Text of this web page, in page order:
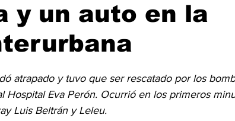
Cañada de Gómez
y un auto en la
atrapado y tuvo que ser rescatado por los
Hospital Eva Perón. Ocurrió en los primeros
Luis Beltrán y Leleu.